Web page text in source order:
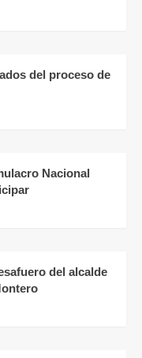
del proceso de
Nacional
del alcalde